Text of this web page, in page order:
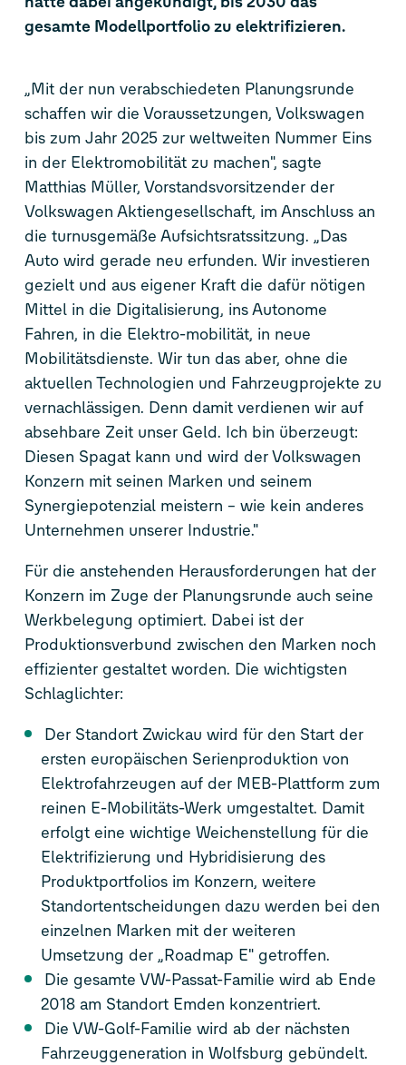
gesamte Modellportfolio zu elektrifizieren.
„Mit der nun verabschiedeten Planungsrunde
schaffen wir die Voraussetzungen, Volkswagen
bis zum Jahr 2025 zur weltweiten Nummer Eins
in der Elektromobilität zu machen", sagte
Matthias Müller, Vorstandsvorsitzender der
Volkswagen Aktiengesellschaft, im Anschluss an
die turnusgemäße Aufsichtsratssitzung. „Das
Auto wird gerade neu erfunden. Wir investieren
gezielt und aus eigener Kraft die dafür nötigen
Mittel in die Digitalisierung, ins Autonome
Fahren, in die Elektro-mobilität, in neue
Mobilitätsdienste. Wir tun das aber, ohne die
aktuellen Technologien und Fahrzeugprojekte zu
vernachlässigen. Denn damit verdienen wir auf
absehbare Zeit unser Geld. Ich bin überzeugt:
Diesen Spagat kann und wird der Volkswagen
Konzern mit seinen Marken und seinem
Synergiepotenzial meistern – wie kein anderes
Unternehmen unserer Industrie."
Für die anstehenden Herausforderungen hat der
Konzern im Zuge der Planungsrunde auch seine
Werkbelegung optimiert. Dabei ist der
Produktionsverbund zwischen den Marken noch
effizienter gestaltet worden. Die wichtigsten
Schlaglichter:
ersten europäischen Serienproduktion von
Elektrofahrzeugen auf der MEB-Plattform zum
reinen E-Mobilitäts-Werk umgestaltet. Damit
erfolgt eine wichtige Weichenstellung für die
Elektrifizierung und Hybridisierung des
Produktportfolios im Konzern, weitere
Standortentscheidungen dazu werden bei den
einzelnen Marken mit der weiteren
Umsetzung der „Roadmap E" getroffen.
2018 am Standort Emden konzentriert.
Fahrzeuggeneration in Wolfsburg gebündelt.